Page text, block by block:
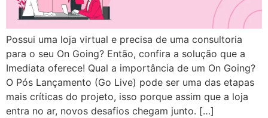
Possui uma loja virtual e precisa de uma consultoria
para o seu On Going? Então, confira a solução que a
Imediata oferece! Qual a importância de um On Going?
O Pós Lançamento (Go Live) pode ser uma das etapas
mais críticas do projeto, isso porque assim que a loja
entra no ar, novos desafios chegam junto. […]